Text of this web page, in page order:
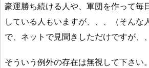
豪運勝ち続ける人や、軍団を作って毎
している人もいますが、、、（そんな
で、ネットで見聞きしただけですが、
そういう例外の存在は無視して下さい。